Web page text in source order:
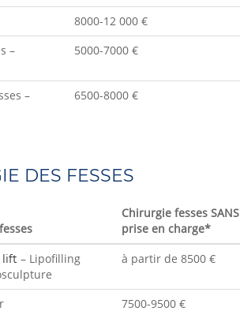
8000-12 000 €
–
5000-7000 €
–
6500-8000 €
DES FESSES
Chirurgie fesses SANS
prise en charge*
lift – Lipofilling
à partir de 8500 €
7500-9500 €